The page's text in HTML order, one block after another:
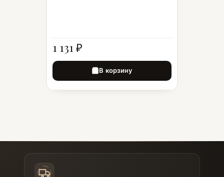
1 131 ₽
В корзину